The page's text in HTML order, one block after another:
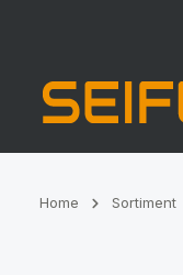
Home Sortiment